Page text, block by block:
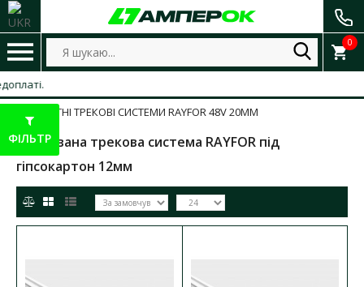
0
МАГНІТНІ ТРЕКОВІ СИСТЕМИ RAYFOR 48V 20ММ
Вбудована трекова система RAYFOR під
гіпсокартон 12мм
ФІЛЬТР